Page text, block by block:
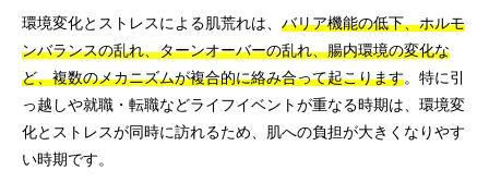
環境変化とストレスによる肌荒れは、 バリア機能の低下、ホルモ
ンバランスの乱れ、ターンオーバーの乱れ、腸内環境の変化な
ど、複数のメカニズムが複合的に絡み合って起こります。特に引
っ越しや就職・転職などライフイベントが重なる時期は、環境変
化とストレスが同時に訪れるため、肌への負担が大きくなりやす
い時期です。